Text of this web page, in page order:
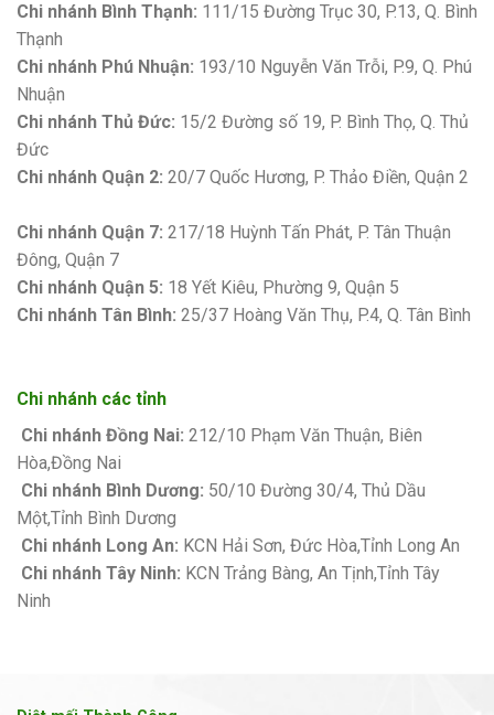
Chi nhánh Bình Thạnh: 111/15 Đường Trục 30, P.13, Q. Bình
Thạnh
Chi nhánh Phú Nhuận: 193/10 Nguyễn Văn Trỗi, P.9, Q. Phú
Nhuận
Chi nhánh Thủ Đức: 15/2 Đường số 19, P. Bình Thọ, Q. Thủ
Đức
Chi nhánh Quận 2: 20/7 Quốc Hương, P. Thảo Điền, Quận 2
Chi nhánh Quận 7: 217/18 Huỳnh Tấn Phát, P. Tân Thuận
Đông, Quận 7
Chi nhánh Quận 5: 18 Yết Kiêu, Phường 9, Quận 5
Chi nhánh Tân Bình: 25/37 Hoàng Văn Thụ, P.4, Q. Tân Bình
Chi nhánh các tỉnh
Chi nhánh Đồng Nai: 212/10 Phạm Văn Thuận, Biên
Hòa,Đồng Nai
Chi nhánh Bình Dương: 50/10 Đường 30/4, Thủ Dầu
Một,Tỉnh Bình Dương
Chi nhánh Long An: KCN Hải Sơn, Đức Hòa,Tỉnh Long An
Chi nhánh Tây Ninh: KCN Trảng Bàng, An Tịnh,Tỉnh Tây
Ninh